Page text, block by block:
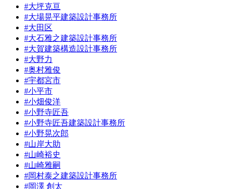
#大坪克亘
#大場晃平建築設計事務所
#大田区
#大石雅之建築設計事務所
#大賀建築構造設計事務所
#大野力
#奥村雅俊
#宇都宮市
#小平市
#小畑俊洋
#小野寺匠吾
#小野寺匠吾建築設計事務所
#小野晃次郎
#山岸大助
#山崎裕史
#山崎雅嗣
#岡村泰之建築設計事務所
#岡澤 創太